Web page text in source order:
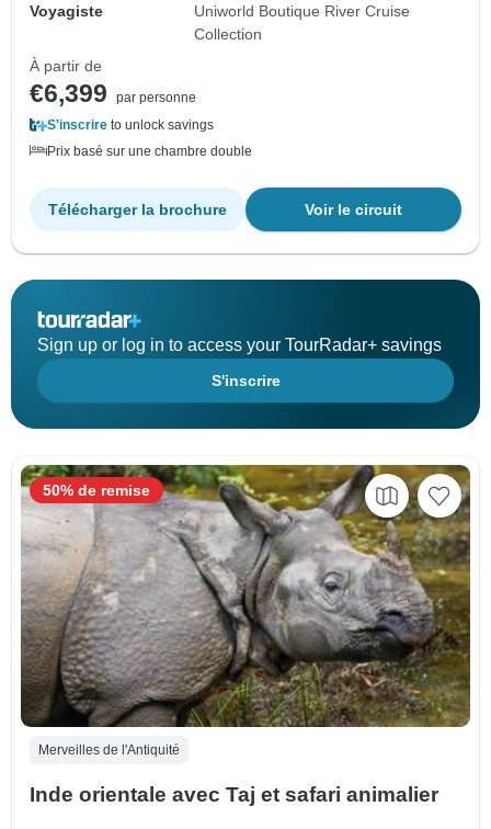
Voyagiste
Uniworld Boutique River Cruise
Collection
À partir de
€6,399
par personne
S'inscrire to unlock savings
Prix basé sur une chambre double
Voir le circuit
Télécharger la brochure
Sign up or log in to access your TourRadar+ savings
S'inscrire
Merveilles de l'Antiquité
Inde orientale avec Taj et safari animalier
50% de remise